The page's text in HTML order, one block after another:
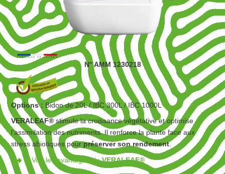
Options : Bidon de 20L / IBC 300L / IBC 1000L
VERALEAF® stimule la croissance végétative et optimise
l’assimilation des nutriments. Il renforce la plante face aux
stress abiotiques pourpréserver son rendement.
Voir les avantages deVERALEAF®
N° AMM 1230218